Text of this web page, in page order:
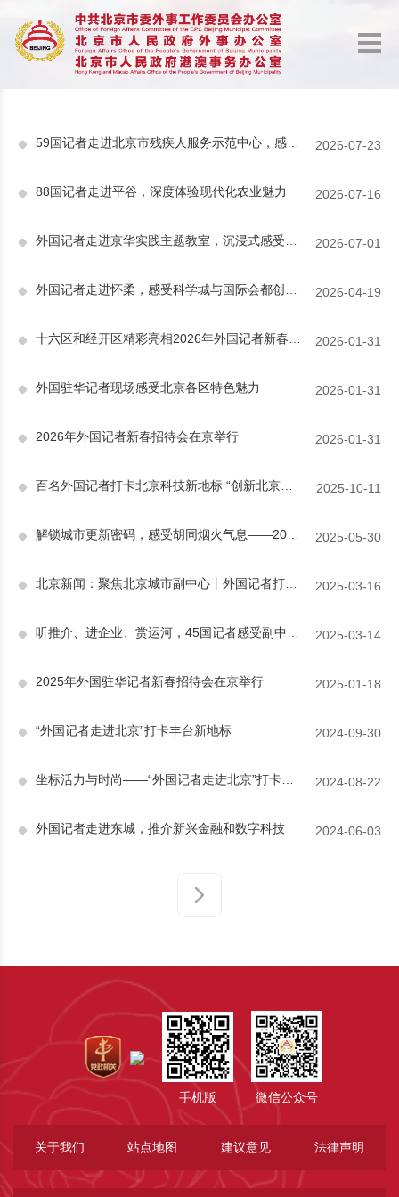
2026-07-23
88国记者走进平谷，深度体验现代化农业魅力 2026-07-16
2026-07-01
2026-04-19
2026-01-31
外国驻华记者现场感受北京各区特色魅力 2026-01-31
2026年外国记者新春招待会在京举行 2026-01-31
2025-10-11
2025-05-30
2025-03-16
2025-03-14
2025年外国驻华记者新春招待会在京举行 2025-01-18
“外国记者走进北京”打卡丰台新地标 2024-09-30
2024-08-22
外国记者走进东城，推介新兴金融和数字科技 2024-06-03
手机版 微信公众号
关于我们 站点地图 建议意见 法律声明